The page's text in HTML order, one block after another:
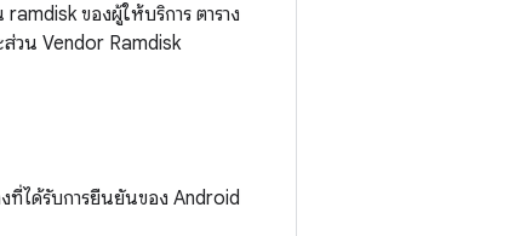
ของผู้ให้บริการ ตาราง
วน Vendor Ramdisk
ที่ได้รับการยืนยันของ Android